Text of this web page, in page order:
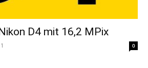
D4 mit 16,2 MPix
0